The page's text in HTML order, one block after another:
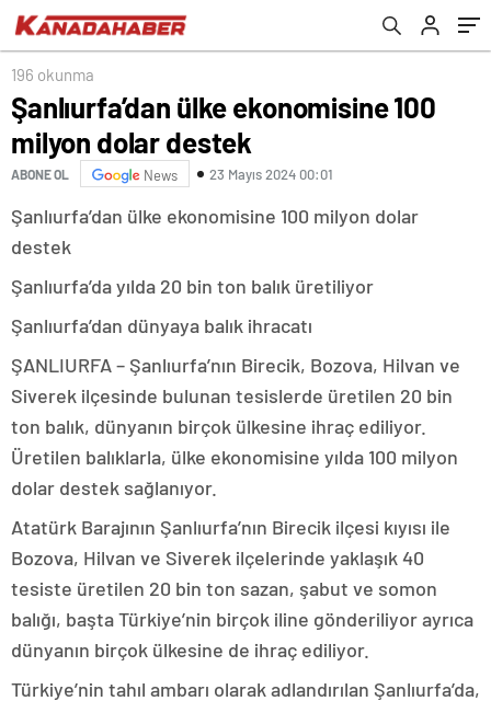
196 okunma
Şanlıurfa’dan ülke ekonomisine 100
milyon dolar destek
ABONE OL News 23 Mayıs 2024 00:01
Şanlıurfa’dan ülke ekonomisine 100 milyon dolar
destek
Şanlıurfa’da yılda 20 bin ton balık üretiliyor
Şanlıurfa’dan dünyaya balık ihracatı
ŞANLIURFA – Şanlıurfa’nın Birecik, Bozova, Hilvan ve
Siverek ilçesinde bulunan tesislerde üretilen 20 bin
ton balık, dünyanın birçok ülkesine ihraç ediliyor.
Üretilen balıklarla, ülke ekonomisine yılda 100 milyon
dolar destek sağlanıyor.
Atatürk Barajının Şanlıurfa’nın Birecik ilçesi kıyısı ile
Bozova, Hilvan ve Siverek ilçelerinde yaklaşık 40
tesiste üretilen 20 bin ton sazan, şabut ve somon
balığı, başta Türkiye’nin birçok iline gönderiliyor ayrıca
dünyanın birçok ülkesine de ihraç ediliyor.
Türkiye’nin tahıl ambarı olarak adlandırılan Şanlıurfa’da,